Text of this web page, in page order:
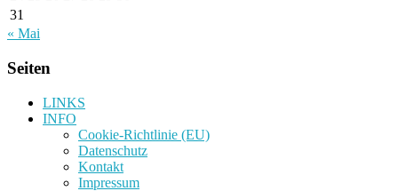
31
« Mai
Seiten
LINKS
INFO
Cookie-Richtlinie (EU)
Datenschutz
Kontakt
Impressum